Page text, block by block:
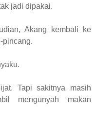
jadi dipakai.
Akang kembali ke
pincang.
Tapi sakitnya masih
mengunyah makan